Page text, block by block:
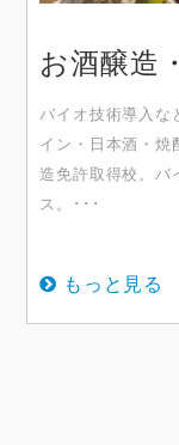
お酒醸造
バイオ技術導入な
イン・日本酒・焼
造免許取得校。バ
ス。･･･
もっと見る